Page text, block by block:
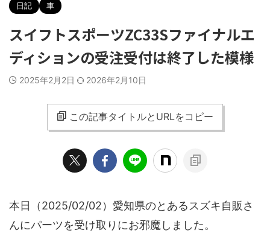
日記 車
スイフトスポーツZC33Sファイナルエ
ディションの受注受付は終了した模様
2025年2月2日 2026年2月10日
この記事タイトルとURLをコピー
本日（2025/02/02）愛知県のとあるスズキ自販さ
んにパーツを受け取りにお邪魔しました。